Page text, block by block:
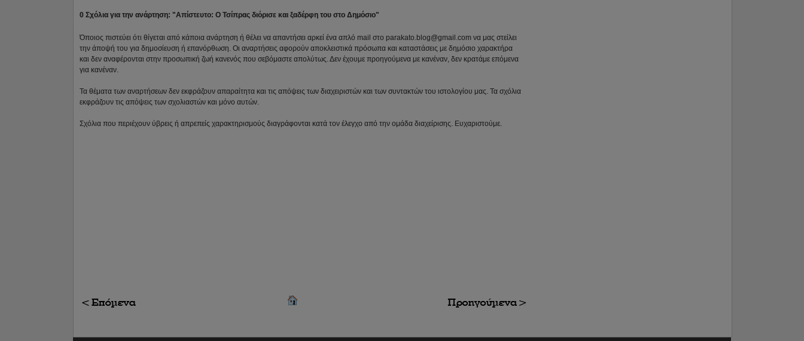
0 Σχόλια για την ανάρτηση: "Απίστευτο: Ο Τσίπρας διόρισε και ξαδέρφη του στο Δημόσιο"
Όποιος πιστεύει ότι θίγεται από κάποια ανάρτηση ή θέλει να απαντήσει αρκεί ένα απλό mail στο parakato.blog@gmail.com να μας στείλει
την άποψή του για δημοσίευση ή επανόρθωση. Οι αναρτήσεις αφορούν αποκλειστικά πρόσωπα και καταστάσεις με δημόσιο χαρακτήρα
και δεν αναφέρονται στην προσωπική ζωή κανενός που σεβόμαστε απολύτως. Δεν έχουμε προηγούμενα με κανέναν, δεν κρατάμε επόμενα
για κανέναν.
Τα θέματα των αναρτήσεων δεν εκφράζουν απαραίτητα και τις απόψεις των διαχειριστών και των συντακτών του ιστολογίου μας. Τα σχόλια
εκφράζουν τις απόψεις των σχολιαστών και μόνο αυτών.
Σχόλια που περιέχουν ύβρεις ή απρεπείς χαρακτηρισμούς διαγράφονται κατά τον έλεγχο από την ομάδα διαχείρισης. Ευχαριστούμε.